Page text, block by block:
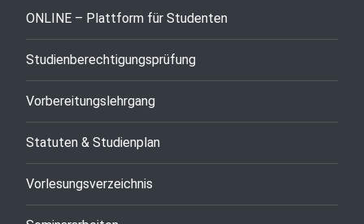
ONLINE – Plattform für Studenten
Studienberechtigungsprüfung
Vorbereitungslehrgang
Statuten & Studienplan
Vorlesungsverzeichnis